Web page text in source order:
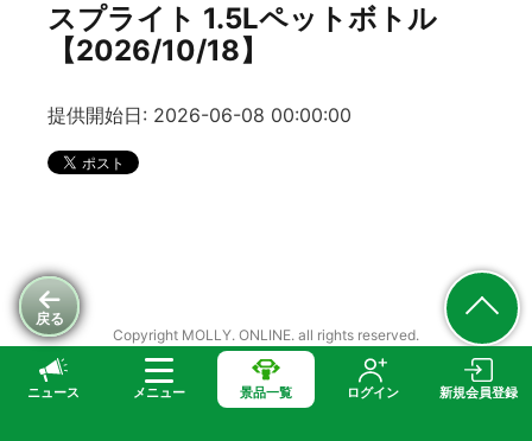
ニュース メニュー 景品一覧 ログイン 新規会員登録
戻る
スプライト 1.5Lペットボトル
【2026/10/18】
提供開始日: 2026-06-08 00:00:00
Copyright MOLLY. ONLINE. all rights reserved.